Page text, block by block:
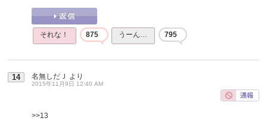
それな！ 875 うーん… 795
14 名無しだＪ より
2015年11月9日 12:40 AM
>>13